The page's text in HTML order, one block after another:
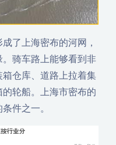
了上海密布的河网，
骑车路上能够看到非
仓库、道路上拉着集
轮船。上海市密布的
件之一。